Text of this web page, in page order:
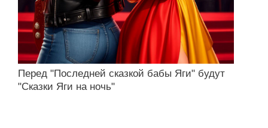
Перед "Последней сказкой бабы Яги" будут
"Сказки Яги на ночь"